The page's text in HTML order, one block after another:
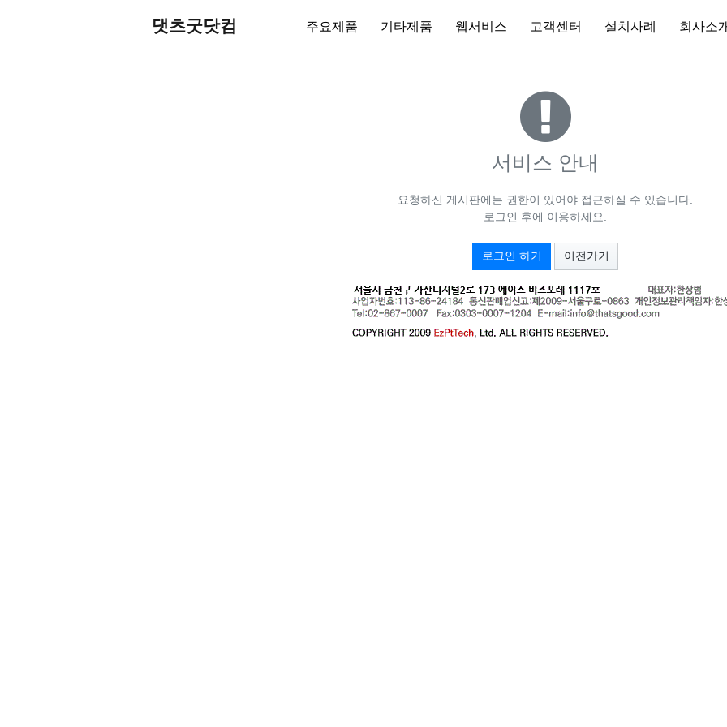
댓츠굿닷컴 주요제품 기타제품 웹서비스 고객센터 설치사례 회사소
서비스 안내
요청하신 게시판에는 권한이 있어야 접근하실 수 있습니다.
로그인 후에 이용하세요.
로그인 하기 이전가기